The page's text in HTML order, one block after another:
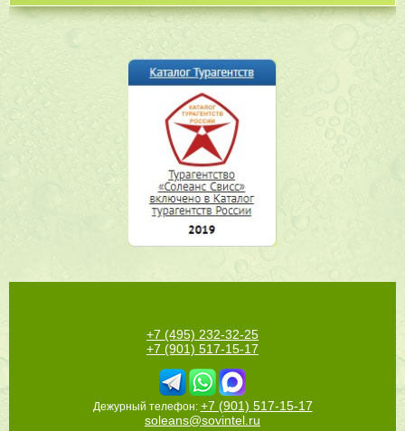
+7 (495) 232-32-25
+7 (901) 517-15-17
Дежурный телефон: +7 (901) 517-15-17
soleans@sovintel.ru